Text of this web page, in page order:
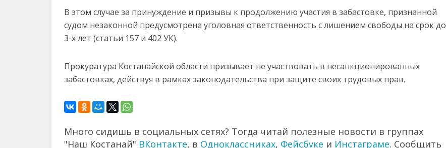
В этом случае за принуждение и призывы к продолжению участия в забастовке, признанной
судом незаконной предусмотрена уголовная ответственность с лишением свободы на срок до
3-х лет (статьи 157 и 402 УК).
Прокуратура Костанайской области призывает не участвовать в несанкционированных
забастовках, действуя в рамках законодательства при защите своих трудовых прав.
Много сидишь в социальных сетях? Тогда читай полезные новости в группах
"Наш Костанай" ВКонтакте, в Одноклассниках, Фейсбуке и Инстаграме. Сообщить